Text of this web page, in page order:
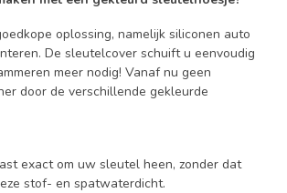
oplossing, namelijk siliconen auto
De sleutelcover schuift u eenvoudig
meer nodig! Vanaf nu geen
door de verschillende gekleurde
exact om uw sleutel heen, zonder dat
stof- en spatwaterdicht.